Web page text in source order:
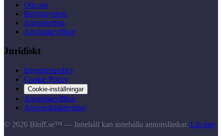
Om oss
Betygssystem
Annonsering
Användarvillkor
Juridiskt
Integritetspolicy
Cookie Policy
Cookie-inställningar
Användarvillkor
Ansvarsfriskrivning
© 2026 Bluff.se™ — Innehåll kan innehålla annonslänkar. Läs mer